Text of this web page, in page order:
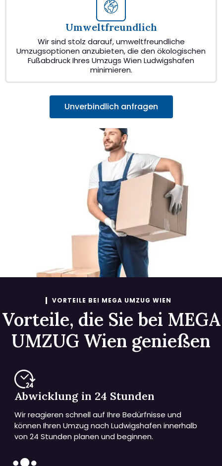
Umweltfreundlich
Wir sind stolz darauf, umweltfreundliche
Umzugsoptionen anzubieten, die den ökologischen
Fußabdruck Ihres Umzugs Wien Ludwigshafen
minimieren.
Unverbindlich anfragen
VORTEILE BEI MEGA UMZUG WIEN
Vorteile, die Sie bei MEGA
UMZUG Wien genießen
Abwicklung in 24 Stunden
Wir reagieren schnell auf Ihre Bedürfnisse und
können Ihren Umzug nach Ludwigshafen innerhalb
von 24 Stunden planen und beginnen.